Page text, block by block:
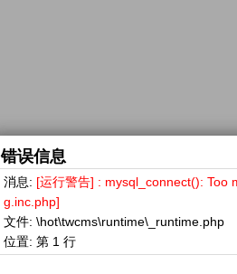
错误信息
消息: [运行警告] : mysql_connect(): Too
g.inc.php]
文件: \hot\twcms\runtime\_runtime.php
位置: 第 1 行